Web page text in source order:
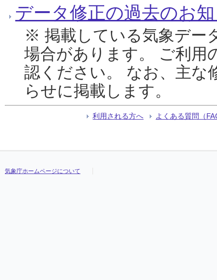
データ修正の過去のお
※ 掲載している気象デー
場合があります。 ご利用
認ください。 なお、主な
らせに掲載します。
利用される方へ よくある質問（
気象庁ホームページについて